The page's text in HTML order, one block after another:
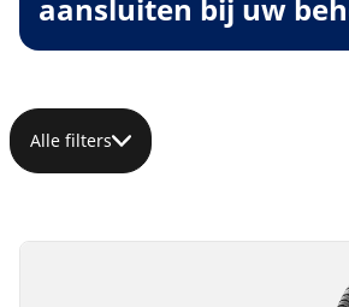
aansluiten bij uw
Alle filters